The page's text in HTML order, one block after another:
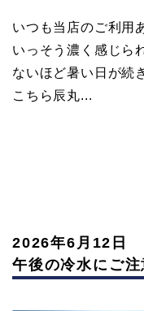
いつも当店のご利用
いっそう濃く感じら
ないほど暑い日が続
こちら辰丸...
2026年6月12日
午後の冷水にご注